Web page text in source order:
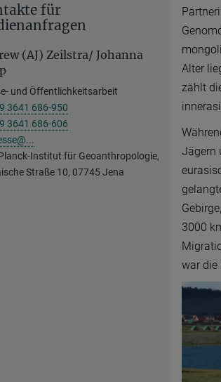
Alter
zählt
Jägern
3000
war die
für
(AJ) Zeilstra/ Johanna
und Öffentlichkeitsarbeit
3641 686-950
3641 686-606
Institut für Geoanthropologie,
Straße 10, 07745 Jena